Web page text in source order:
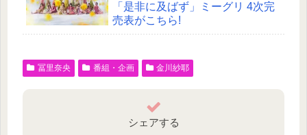
「是非に及ばず」ミーグリ 4次完
売表がこちら!
冨里奈央 番組・企画 金川紗耶
シェアする